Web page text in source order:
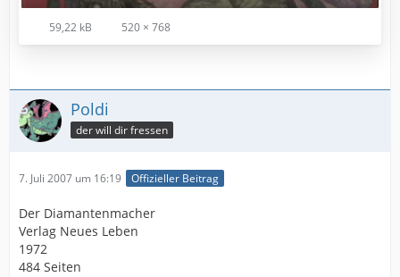
59,22 kB 520 × 768
Poldi
der will dir fressen
7. Juli 2007 um 16:19 Offizieller Beitrag
Der Diamantenmacher
Verlag Neues Leben
1972
484 Seiten